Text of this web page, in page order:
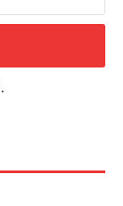
.